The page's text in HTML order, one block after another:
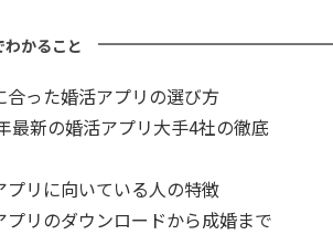
わかること
合った婚活アプリの選び方
最新の婚活アプリ大手4社の徹底
プリに向いている人の特徴
プリのダウンロードから成婚まで